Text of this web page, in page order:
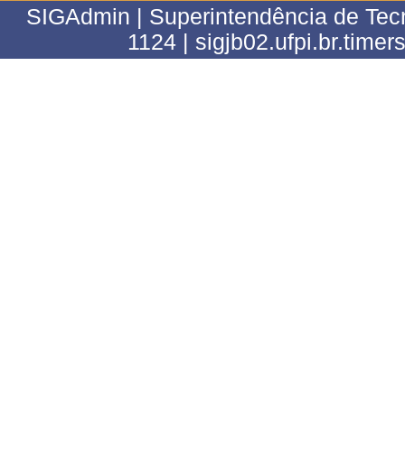
SIGAdmin | Superintendência de
1124 |